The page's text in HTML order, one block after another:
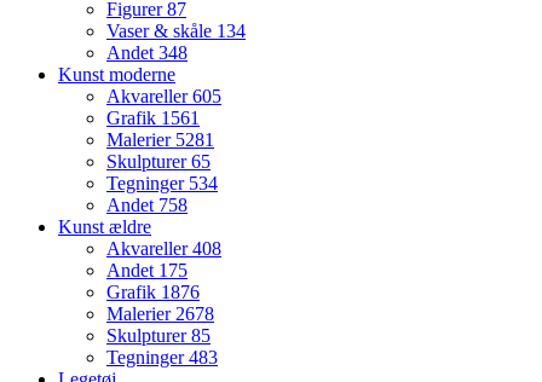
Figurer87
Vaser & skåle 134
Andet348
Kunst moderne
Akvareller605
Grafik 1561
Malerier 5281
Skulpturer65
Tegninger 534
Andet 758
Kunst ældre
Akvareller408
Andet 175
Grafik 1876
Malerier2678
Skulpturer85
Tegninger483